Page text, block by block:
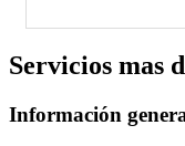
Servicios mas
Información